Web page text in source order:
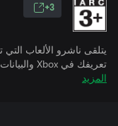
3+
يتلقى ناشرو الألعاب
تعريفك في Xbox والبيانات المقترنة بينما تمارس الألعاب.
المزيد